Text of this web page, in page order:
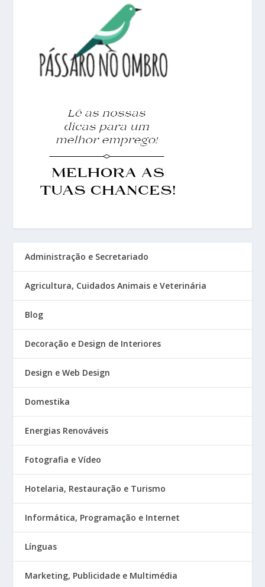
Administração e Secretariado
Agricultura, Cuidados Animais e Veterinária
Blog
Decoração e Design de Interiores
Design e Web Design
Domestika
Energias Renováveis
Fotografia e Vídeo
Hotelaria, Restauração e Turismo
Informática, Programação e Internet
Línguas
Marketing, Publicidade e Multimédia